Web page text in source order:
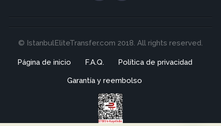
© IstanbulEliteTransfer.com 2018. All rights reserved.
Página de inicio F.A.Q. Política de privacidad
Garantía y reembolso